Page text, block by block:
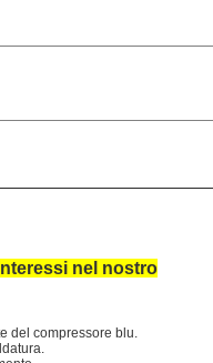
nel nostro
del compressore blu.